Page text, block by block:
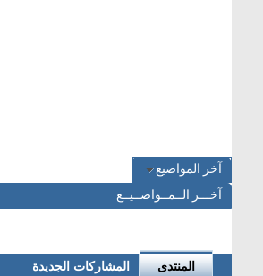
آخر المواضيع
آخـــر الــمــواضــيــع
المنتدى
المشاركات الجديدة